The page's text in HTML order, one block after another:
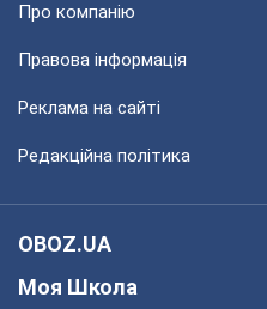
Про компанію
Правова інформація
Реклама на сайті
Редакційна політика
OBOZ.UA
Моя Школа